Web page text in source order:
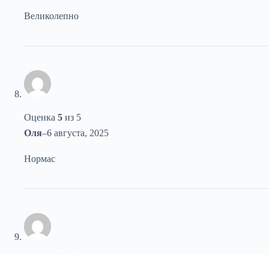
Великолепно
Оценка 5 из 5
Оля–6 августа, 2025
Нормас